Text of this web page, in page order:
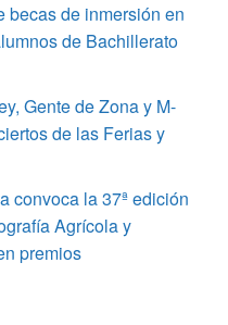
becas de inmersión en
de Bachillerato
Gente de Zona y M-
de las Ferias y
convoca la 37ª edición
Agrícola y
premios